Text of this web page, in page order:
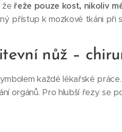
že řeže pouze kost, nikoliv
přístup k mozkové tkáni při
nůž –
každé lékařské
orgánů. Pro hlubší řezy se